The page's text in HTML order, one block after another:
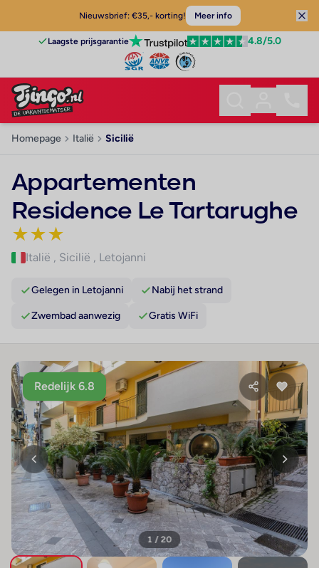
Nieuwsbrief: €35,- korting! Meer info
Laagste prijsgarantie 4.8/5.0
Homepage Italië Sicilië
Appartementen
Residence Le Tartarughe
★★★
Italië , Sicilië , Letojanni
Gelegen in Letojanni Nabij het strand
Zwembad aanwezig Gratis WiFi
Redelijk 6.8
1 / 20